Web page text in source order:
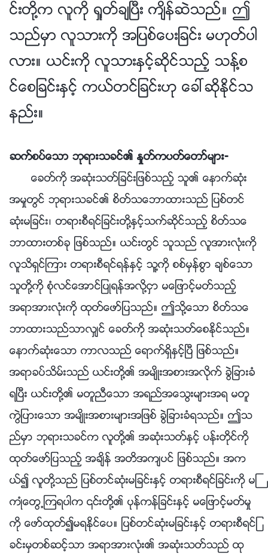
င္းတို႔က လူကို ရႈတ္ခ်ၿပီး က်ိန္ဆဲသည္။ ဤ
သည္မွာ လူသားကို အျပစ္ေပးျခင္း မဟုတ္ပါ
လား။ ယင္းကို လူသားႏွင့္ဆိုင္သည့္ သန႔္စ
င္ေစျခင္းႏွင့္ ကယ္တင္ျခင္းဟု ေခၚဆိုႏိုင္သ
နည္း။
ဆက္စပ္ေသာ ဘုရားသခင္၏ ႏႈတ္ကပတ္ေတာ္မ်ား-
ေခတ္ကို အဆုံးသတ္ျခင္းျဖစ္သည့္ သူ၏ ေနာက္ဆုံး
အမႈတြင္ ဘုရားသခင္၏ စိတ္သေဘာထားသည္ ျပစ္တင္
ဆုံးမျခင္း၊ တရားစီရင္ျခင္းတို႔ႏွင့္သက္ဆိုင္သည့္ စိတ္သေ
ဘာထားတစ္ခု ျဖစ္သည္။ ယင္းတြင္ သူသည္ လူအားလုံးကို
လူသိရွင္ၾကား တရားစီရင္ရန္ႏွင့္ သူ႔ကို စစ္မွန္စြာ ခ်စ္ေသာ
သူတို႔ကို စုံလင္ေအာင္ျပဳရန္အလို႔ငွာ မေျဖာင့္မတ္သည့္
အရာအားလုံးကို ထုတ္ေဖာ္ျပသည္။ ဤသို႔ေသာ စိတ္သေ
ဘာထားသည္သာလွ်င္ ေခတ္ကို အဆုံးသတ္ေစႏိုင္သည္။
ေနာက္ဆုံးေသာ ကာလသည္ ေရာက္ရွိႏွင့္ၿပီ ျဖစ္သည္။
အရာခပ္သိမ္းသည္ ယင္းတို႔၏ အမ်ိဳးအစားအလိုက္ ခြဲျခားခံ
ရၿပီး ယင္းတို႔၏ မတူညီေသာ အရည္အေသြးမ်ားအရ မတူ
ကြဲျပားေသာ အမ်ိဳးအစားမ်ားအျဖစ္ ခြဲျခားခံရသည္။ ဤသ
ည္မွာ ဘုရားသခင္က လူတို႔၏ အဆုံးသတ္ႏွင့္ ပန္းတိုင္ကို
ထုတ္ေဖာ္ျပသည့္ အခ်ိန္ အတိအက်ပင္ ျဖစ္သည္။ အက
ယ္၍ လူတို႔သည္ ျပစ္တင္ဆုံးမျခင္းႏွင့္ တရားစီရင္ျခင္းကို မႀ
ကဳံေတြ႕ၾကရပါက ၎တို႔၏ ပုန္ကန္ျခင္းႏွင့္ မေျဖာင့္မတ္မႈ
ကို ေဖာ္ထုတ္၍မရႏိုင္ေပ။ ျပစ္တင္ဆုံးမျခင္းႏွင့္ တရားစီရင္ျ
ခင္းမွတစ္ဆင့္သာ အရာအားလုံး၏ အဆုံးသတ္သည္ ထု